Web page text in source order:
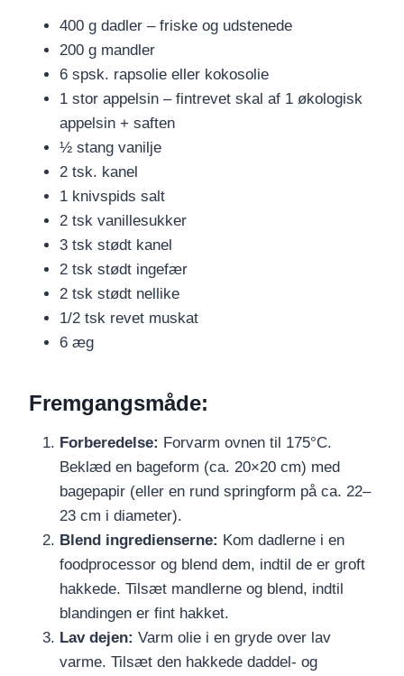
400 g dadler – friske og udstenede
200 g mandler
6 spsk. rapsolie eller kokosolie
1 stor appelsin – fintrevet skal af 1 økologisk
appelsin + saften
½ stang vanilje
2 tsk. kanel
1 knivspids salt
2 tsk vanillesukker
3 tsk stødt kanel
2 tsk stødt ingefær
2 tsk stødt nellike
1/2 tsk revet muskat
6 æg
Fremgangsmåde:
Forberedelse: Forvarm ovnen til 175°C.
Beklæd en bageform (ca. 20×20 cm) med
bagepapir (eller en rund springform på ca. 22–
23 cm i diameter).
Blend ingredienserne: Kom dadlerne i en
foodprocessor og blend dem, indtil de er groft
hakkede. Tilsæt mandlerne og blend, indtil
blandingen er fint hakket.
Lav dejen: Varm olie i en gryde over lav
varme. Tilsæt den hakkede daddel- og